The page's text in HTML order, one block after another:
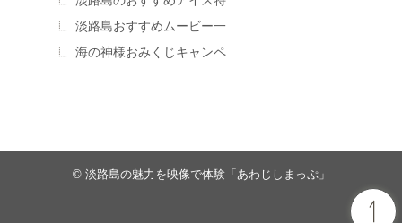
淡路島おすすめムービー一..
海の神様おみくじキャンペ..
© 淡路島の魅力を映像で体験「あわじしまっぷ」